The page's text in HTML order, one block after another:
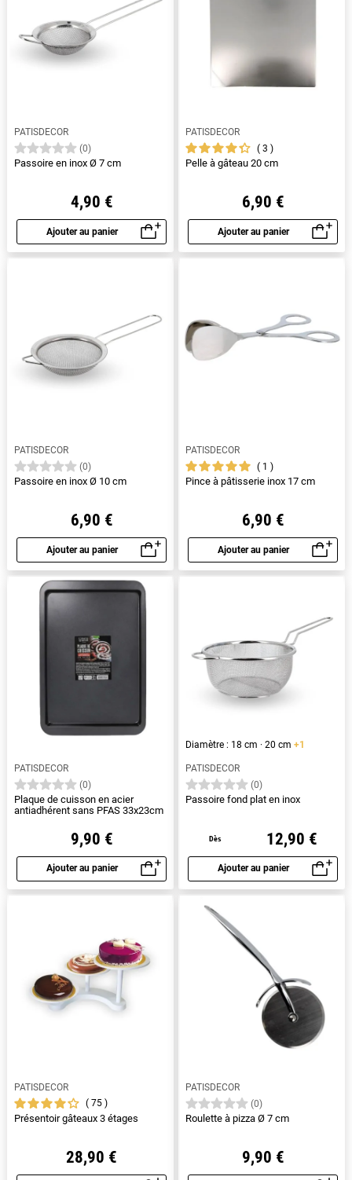
PATISDECOR
(0)
Passoire en inox Ø 7 cm
4,90 €
Ajouter au panier
Aperçu rapide
PATISDECOR
3
Pelle à gâteau 20 cm
6,90 €
Ajouter au panier
Aperçu rapide
PATISDECOR
(0)
Passoire en inox Ø 10 cm
6,90 €
Ajouter au panier
Aperçu rapide
PATISDECOR
1
Pince à pâtisserie inox 17 cm
6,90 €
Ajouter au panier
Aperçu rapide
PATISDECOR
(0)
Plaque de cuisson en acier
antiadhérent sans PFAS 33x23cm
9,90 €
Ajouter au panier
Aperçu rapide
Diamètre : 18 cm · 20 cm +1
PATISDECOR
(0)
Passoire fond plat en inox
Dès 12,90 €
Ajouter au panier
Aperçu rapide
PATISDECOR
75
Présentoir gâteaux 3 étages
28,90 €
PATISDECOR
(0)
Roulette à pizza Ø 7 cm
9,90 €